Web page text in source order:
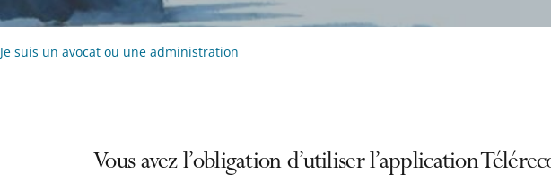
Je suis un avocat ou une administration
Vous avez l’obligation d’utiliser l’application